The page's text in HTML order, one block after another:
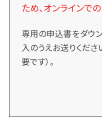
ため、オンラインで
専用の申込書をダウ
入のうえお送りくだ
要です）。